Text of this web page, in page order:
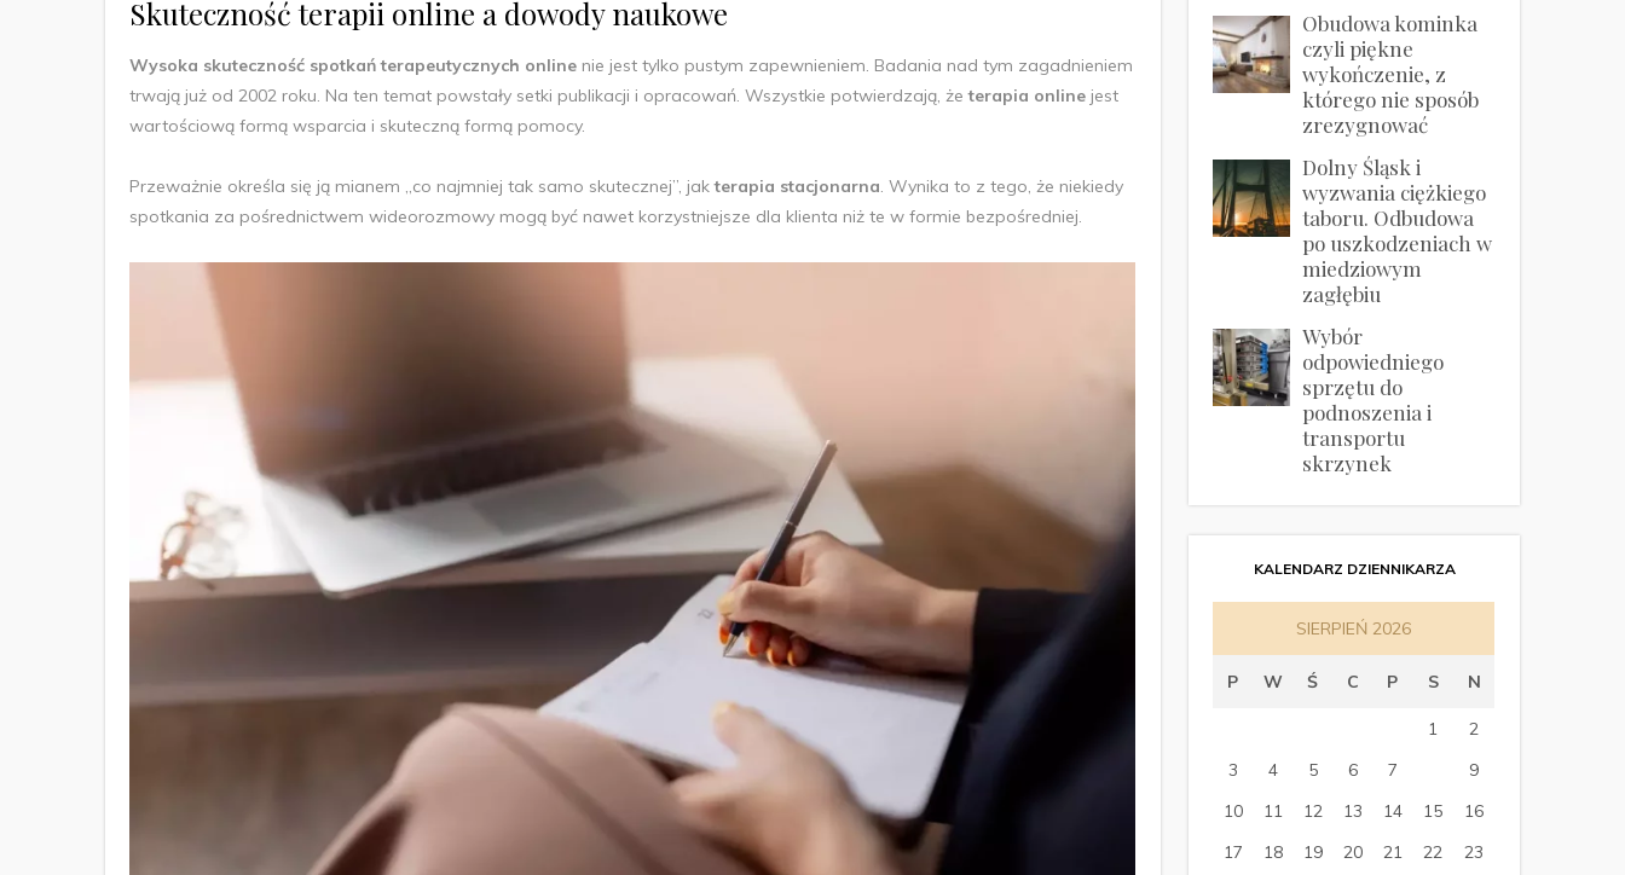
Skuteczność terapii online a dowody naukowe
Wysoka skuteczność spotkań terapeutycznych online nie jest tylko pustym zapewnieniem. Badania nad tym zagadnieniem
trwają już od 2002 roku. Na ten temat powstały setki publikacji i opracowań. Wszystkie potwierdzają, żeterapia online jest
wartościową formą wsparcia i skuteczną formą pomocy.
Przeważnie określa się ją mianem „co najmniej tak samo skutecznej”, jakterapia stacjonarna. Wynika to z tego, że niekiedy
spotkania za pośrednictwem wideorozmowy mogą być nawet korzystniejsze dla klienta niż te w formie bezpośredniej.
Obudowa kominka
czyli piękne
wykończenie, z
którego nie sposób
zrezygnować
Dolny Śląsk i
wyzwania ciężkiego
taboru. Odbudowa
po uszkodzeniach w
miedziowym
zagłębiu
Wybór
odpowiedniego
sprzętu do
podnoszenia i
transportu
skrzynek
KALENDARZ DZIENNIKARZA
SIERPIEŃ 2026
P W Ś C P S N
1
2
3
4 5 6 7
9
10
11 12 13 14 15
16
17
18 19 20 21 22
23